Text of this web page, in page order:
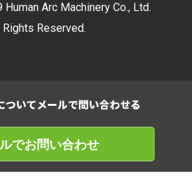
Arc Machinery Co., Ltd.
Rights Reserved.
ついてメールで問い合わせる
でお問い合わせ